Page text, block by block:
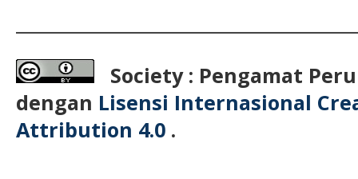
Society : Pengamat
dengan Lisensi Internasional
Attribution 4.0 .